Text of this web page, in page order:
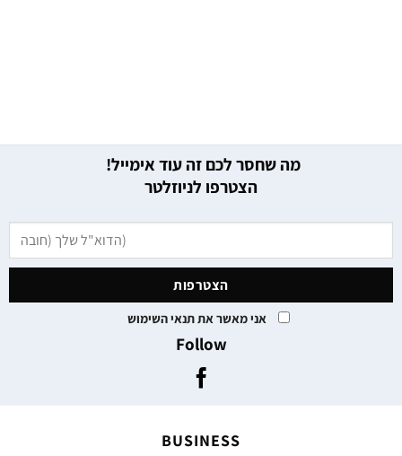
מה שחסר לכם זה עוד אימייל!
הצטרפו לניוזלטר
אני מאשר את תנאי השימוש
Follow
BUSINESS